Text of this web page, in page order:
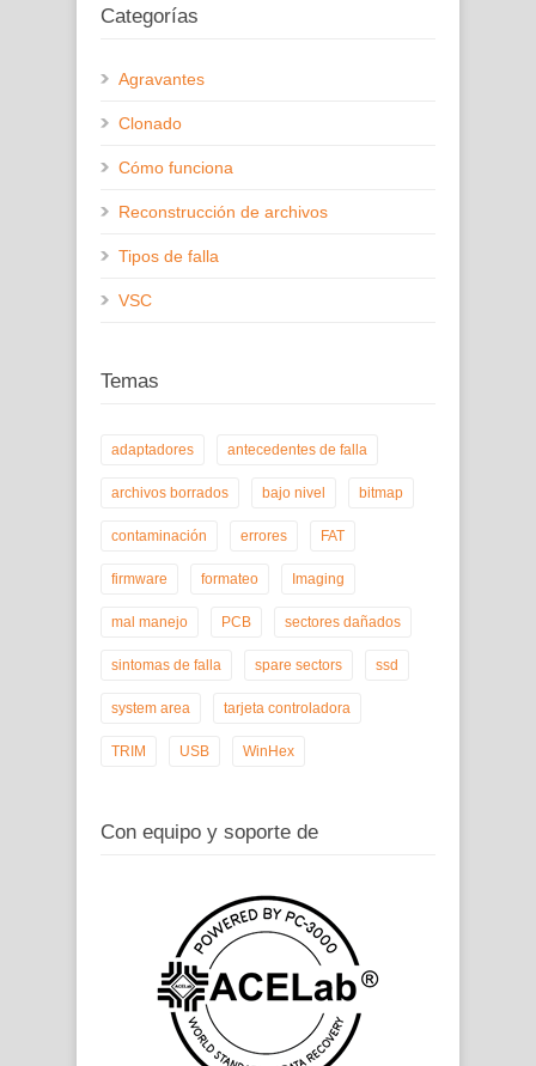
Categorías
Agravantes
Clonado
Cómo funciona
Reconstrucción de archivos
Tipos de falla
VSC
Temas
adaptadores antecedentes de falla
archivos borrados bajo nivel bitmap
contaminación errores FAT
firmware formateo Imaging
mal manejo PCB sectores dañados
sintomas de falla spare sectors ssd
system area tarjeta controladora
TRIM USB WinHex
Con equipo y soporte de